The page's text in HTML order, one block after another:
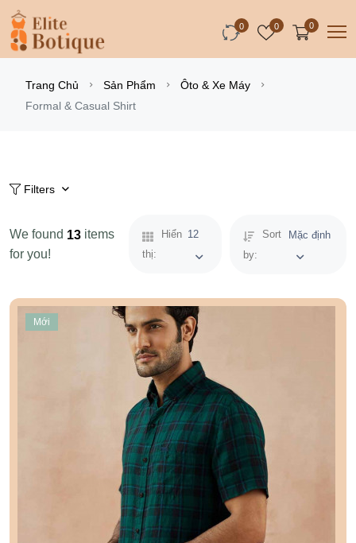
0 0 0
Trang Chủ Sản Phẩm
Ôto & Xe Máy
Formal & Casual Shirt
Filters
We found 13 items
for you!
Hiển
thị:
12
Sort
by:
Mặc định
Mới